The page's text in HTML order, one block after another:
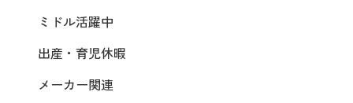
ミドル活躍中
出産・育児休暇
メーカー関連